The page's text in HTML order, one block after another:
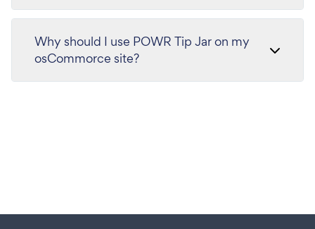
Why should I use POWR Tip Jar on my
osCommorce site?